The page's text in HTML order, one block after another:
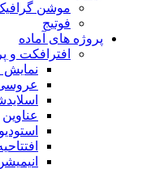
موشن
فوتیج
پروژه های آماده
افترافکت و
نمایش
عناوین